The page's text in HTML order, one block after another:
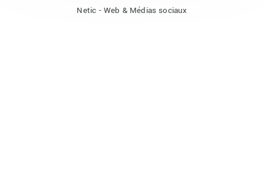
Netic - Web & Médias sociaux